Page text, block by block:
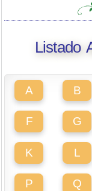
Listado
A B
F G
K L
P Q